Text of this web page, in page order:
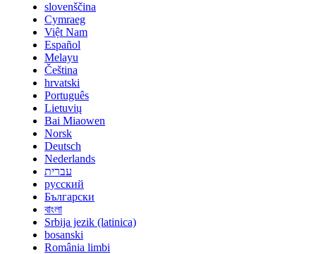
slovenščina
Cymraeg
Việt Nam
Español
Melayu
Čeština
hrvatski
Português
Lietuvių
Bai Miaowen
Norsk
Deutsch
Nederlands
עברית
русский
Български
বাংলা
Srbija jezik (latinica)
bosanski
România limbi